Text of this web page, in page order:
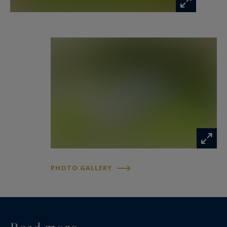
stationnement ainsi que les habitations, reliées
séjour traversant avec cheminée, cuisine
PHOTO GALLERY